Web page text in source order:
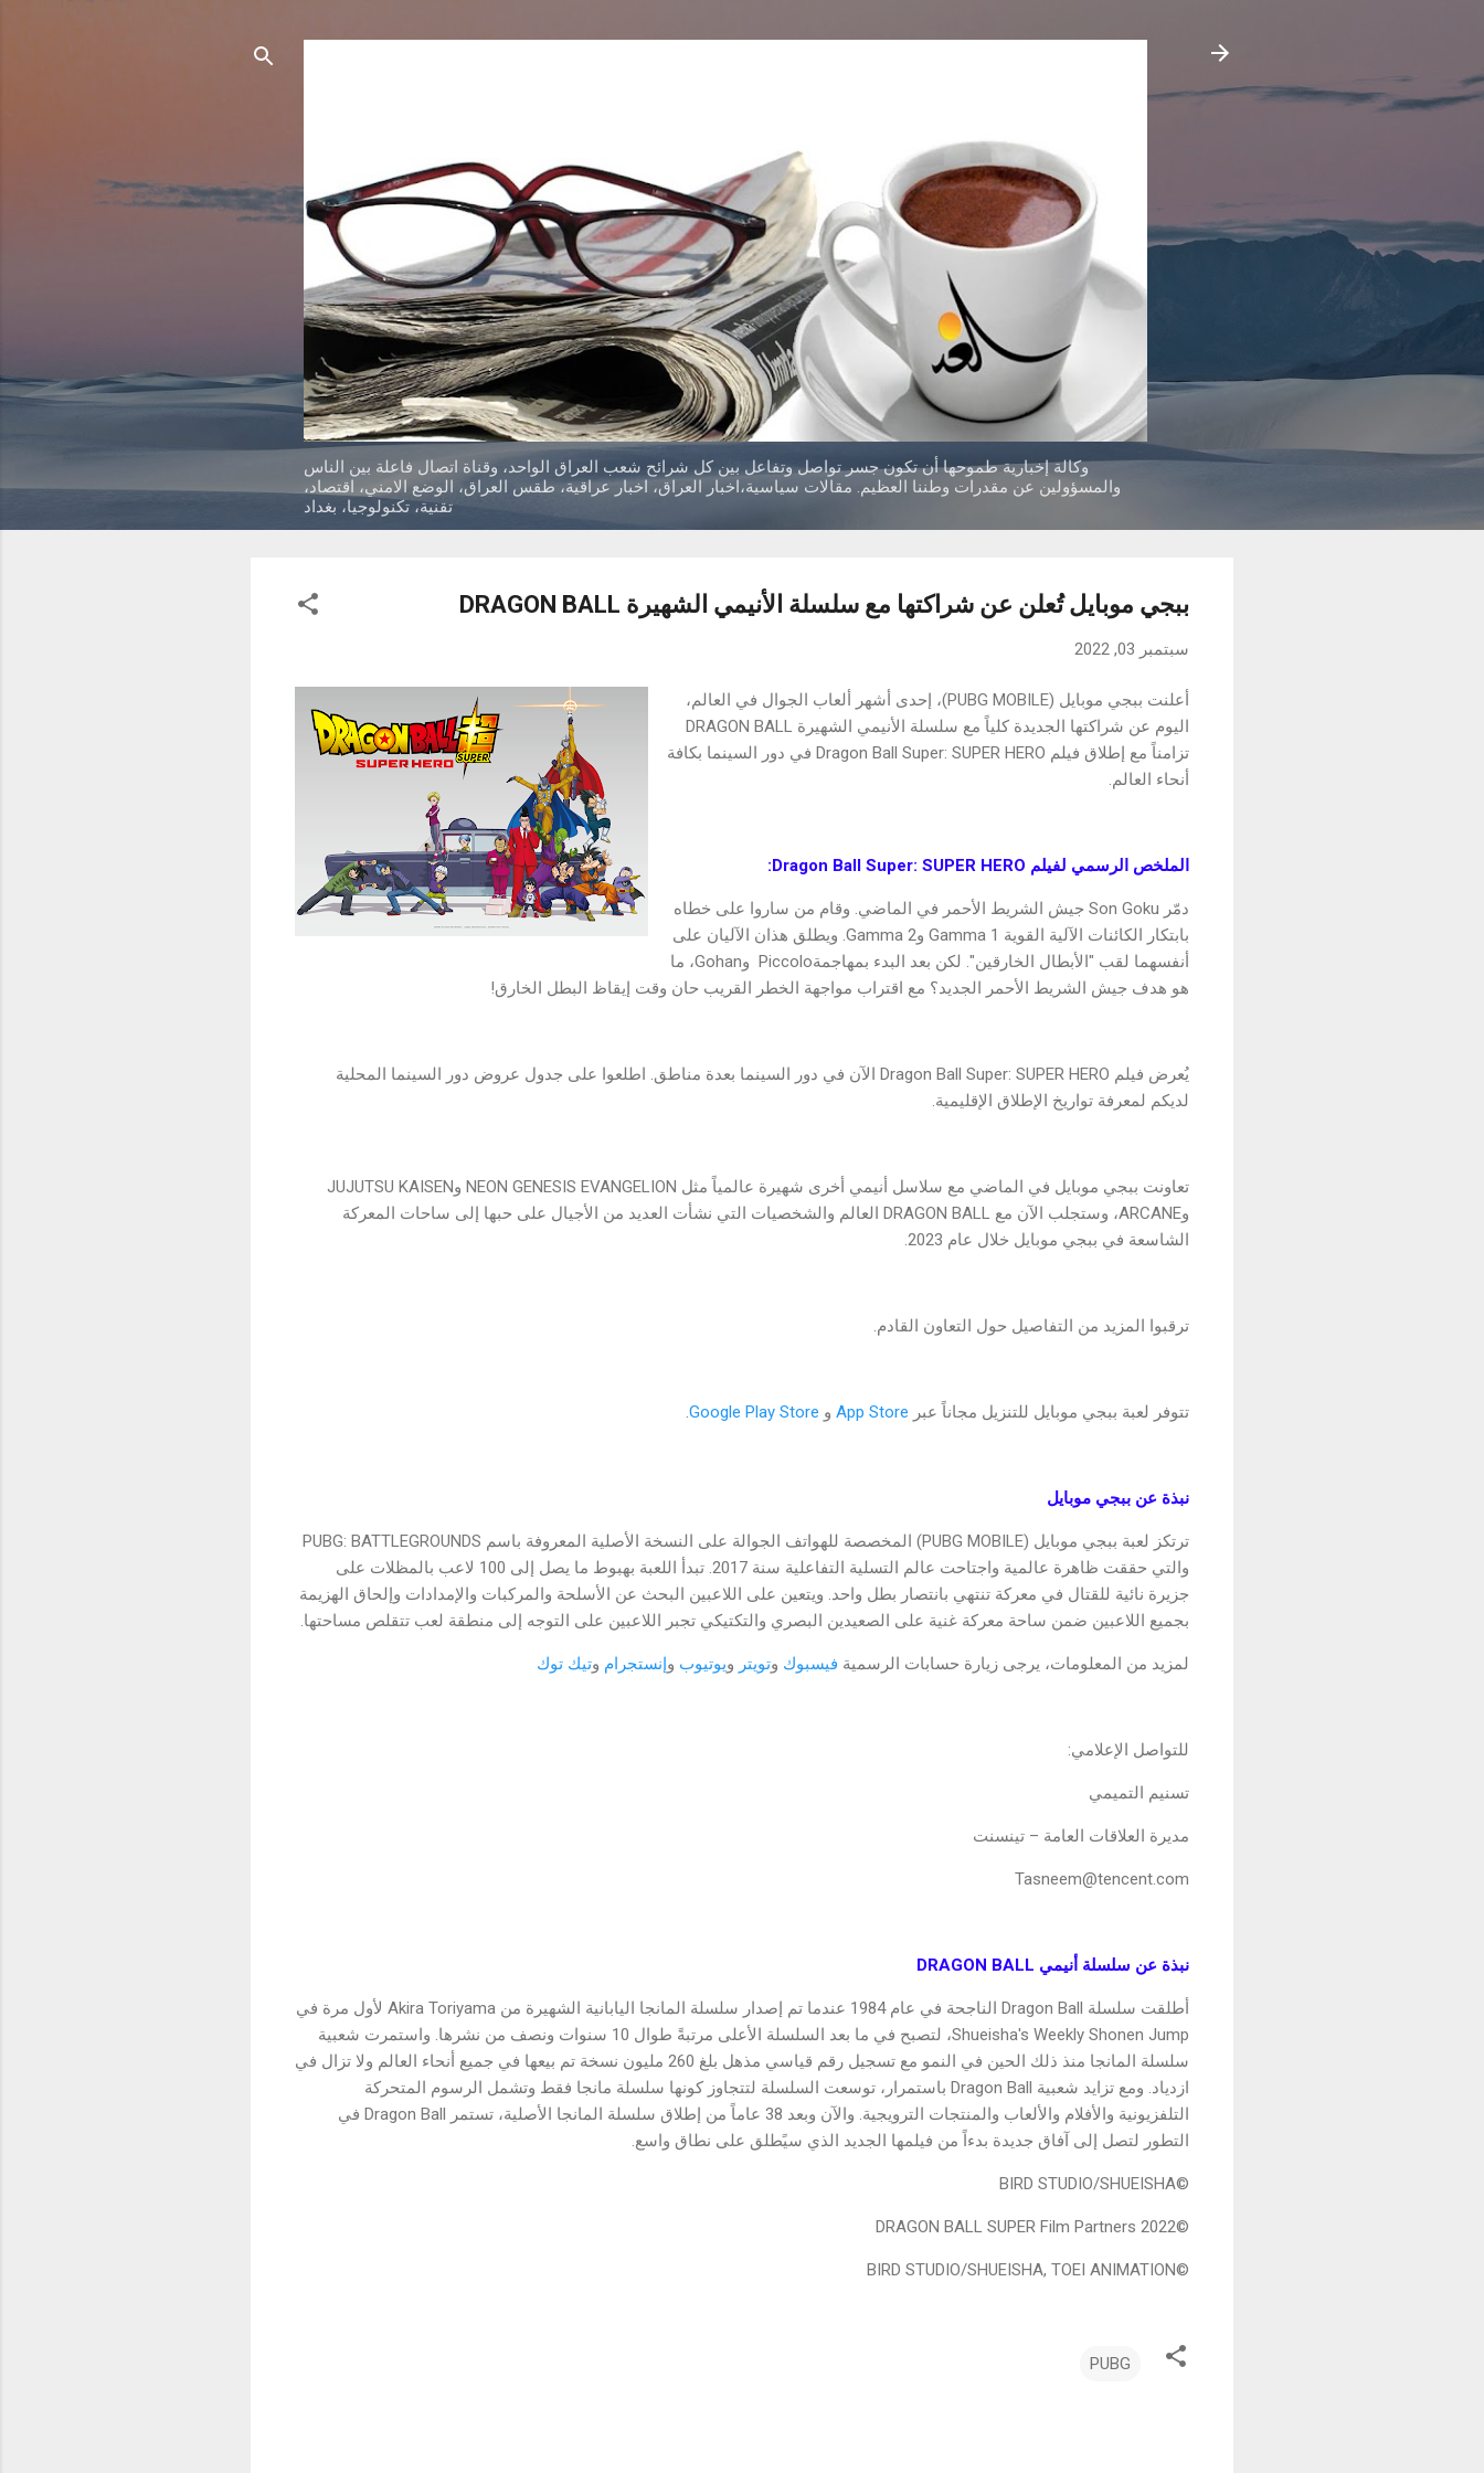
وكالة إخبارية طموحها أن تكون جسر تواصل وتفاعل بين كل شرائح شعب العراق الواحد، وقناة اتصال فاعلة بين الناس
والمسؤولين عن مقدرات وطننا العظيم. مقالات سياسية،اخبار العراق، اخبار عراقية، طقس العراق، الوضع الامني، اقتصاد،
تقنية، تكنولوجيا، بغداد
ببجي موبايل تُعلن عن شراكتها مع سلسلة الأنيمي الشهيرة DRAGON BALL
سبتمبر 03, 2022
أعلنت ببجي موبايل (PUBG MOBILE)، إحدى أشهر ألعاب الجوال في العالم،
اليوم عن شراكتها الجديدة كلياً مع سلسلة الأنيمي الشهيرة DRAGON BALL
تزامناً مع إطلاق فيلم Dragon Ball Super: SUPER HERO في دور السينما بكافة
أنحاء العالم.
الملخص الرسمي لفيلم Dragon Ball Super: SUPER HERO:
دمّر Son Goku جيش الشريط الأحمر في الماضي. وقام من ساروا على خطاه
بابتكار الكائنات الآلية القوية Gamma 1 وGamma 2. ويطلق هذان الآليان على
أنفسهما لقب "الأبطال الخارقين". لكن بعد البدء بمهاجمةPiccolo وGohan، ما
هو هدف جيش الشريط الأحمر الجديد؟ مع اقتراب مواجهة الخطر القريب حان وقت إيقاظ البطل الخارق!
يُعرض فيلم Dragon Ball Super: SUPER HERO الآن في دور السينما بعدة مناطق. اطلعوا على جدول عروض دور السينما المحلية
لديكم لمعرفة تواريخ الإطلاق الإقليمية.
تعاونت ببجي موبايل في الماضي مع سلاسل أنيمي أخرى شهيرة عالمياً مثل NEON GENESIS EVANGELION وJUJUTSU KAISEN
وARCANE، وستجلب الآن مع DRAGON BALL العالم والشخصيات التي نشأت العديد من الأجيال على حبها إلى ساحات المعركة
الشاسعة في ببجي موبايل خلال عام 2023.
ترقبوا المزيد من التفاصيل حول التعاون القادم.
تتوفر لعبة ببجي موبايل للتنزيل مجاناً عبر App Store و Google Play Store
.
نبذة عن ببجي موبايل
ترتكز لعبة ببجي موبايل (PUBG MOBILE) المخصصة للهواتف الجوالة على النسخة الأصلية المعروفة باسم PUBG: BATTLEGROUNDS
والتي حققت ظاهرة عالمية واجتاحت عالم التسلية التفاعلية سنة 2017. تبدأ اللعبة بهبوط ما يصل إلى 100 لاعب بالمظلات على
جزيرة نائية للقتال في معركة تنتهي بانتصار بطل واحد. ويتعين على اللاعبين البحث عن الأسلحة والمركبات والإمدادات وإلحاق الهزيمة
بجميع اللاعبين ضمن ساحة معركة غنية على الصعيدين البصري والتكتيكي تجبر اللاعبين على التوجه إلى منطقة لعب تتقلص مساحتها.
لمزيد من المعلومات، يرجى زيارة حسابات الرسمية فيسبوك وتويتر ويوتيوب و إنستجرام وتيك توك
للتواصل الإعلامي:
تسنيم التميمي
مديرة العلاقات العامة – تينسنت
Tasneem@tencent.com
نبذة عن سلسلة أنيمي DRAGON BALL
أطلقت سلسلة Dragon Ball الناجحة في عام 1984 عندما تم إصدار سلسلة المانجا اليابانية الشهيرة من Akira Toriyama لأول مرة في
Shueisha's Weekly Shonen Jump، لتصبح في ما بعد السلسلة الأعلى مرتبةً طوال 10 سنوات ونصف من نشرها. واستمرت شعبية
سلسلة المانجا منذ ذلك الحين في النمو مع تسجيل رقم قياسي مذهل بلغ 260 مليون نسخة تم بيعها في جميع أنحاء العالم ولا تزال في
ازدياد. ومع تزايد شعبية Dragon Ball باستمرار، توسعت السلسلة لتتجاوز كونها سلسلة مانجا فقط وتشمل الرسوم المتحركة
التلفزيونية والأفلام والألعاب والمنتجات الترويجية. والآن وبعد 38 عاماً من إطلاق سلسلة المانجا الأصلية، تستمر Dragon Ball في
التطور لتصل إلى آفاق جديدة بدءاً من فيلمها الجديد الذي سيًطلق على نطاق واسع.
©BIRD STUDIO/SHUEISHA
©2022 DRAGON BALL SUPER Film Partners
©BIRD STUDIO/SHUEISHA, TOEI ANIMATION
PUBG